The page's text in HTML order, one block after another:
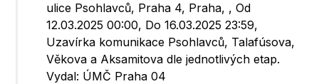
ulice Psohlavců, Praha 4, Praha, , Od
12.03.2025 00:00, Do 16.03.2025 23:59,
Uzavírka komunikace Psohlavců, Talafúsova,
Věkova a Aksamitova dle jednotlivých etap.
Vydal: ÚMČ Praha 04